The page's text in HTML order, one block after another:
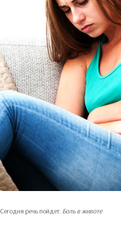
Сегодня речь пойдет: Боль в животе